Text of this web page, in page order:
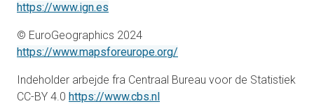
https://www.ign.es
© EuroGeographics 2024
https://www.mapsforeurope.org/
Indeholder arbejde fra Centraal Bureau voor de Statistiek
CC-BY 4.0 https://www.cbs.nlåbner i en ny fane